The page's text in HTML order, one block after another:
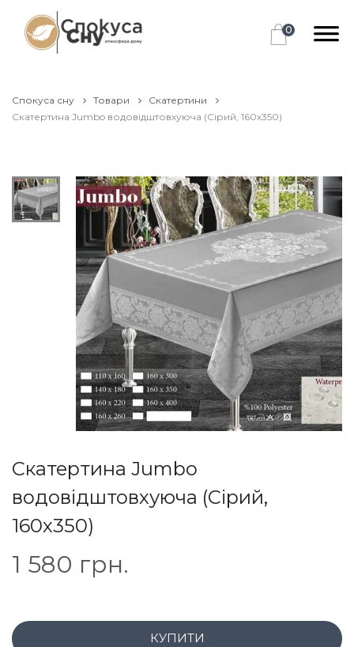
0
Спокуса сну Товари
Скатертини
Скатертина Jumbo водовідштовхуюча (Сірий, 160х350)
Скатертина Jumbo
водовідштовхуюча (Сірий,
160х350)
1 580 грн.
КУПИТИ